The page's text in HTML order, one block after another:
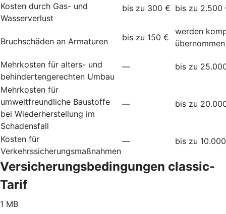
Kosten durch Gas- und
Wasserverlust
bis zu 300 € bis zu 2.500
Bruchschäden an Armaturen bis zu 150 €
werden
übernommen
Mehrkosten für alters- und
behindertengerechten Umbau
— bis zu
Mehrkosten für
umweltfreundliche Baustoffe
bei Wiederherstellung im
Schadensfall
— bis zu
Kosten für
Verkehrssicherungsmaßnahmen
— bis zu
Versicherungsbedingungen classic-
Tarif
1 MB